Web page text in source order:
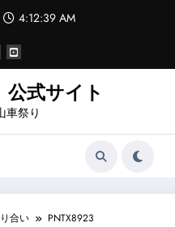
4:12:39 AM
式サイト
車祭り
合い PNTX8923